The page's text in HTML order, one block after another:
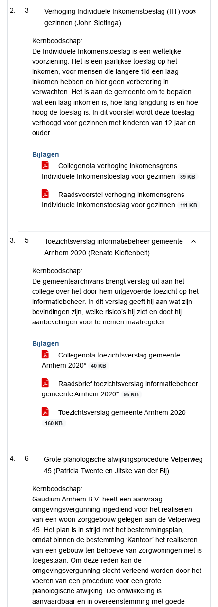
3
Verhoging Individuele Inkomenstoeslag (IIT) voor
gezinnen (John Sietinga)
Kernboodschap:
De Individuele Inkomenstoeslag is een wettelijke
voorziening. Het is een jaarlijkse toeslag op het
inkomen, voor mensen die langere tijd een laag
inkomen hebben en hier geen verbetering in
verwachten. Het is aan de gemeente om te bepalen
wat een laag inkomen is, hoe lang langdurig is en hoe
hoog de toeslag is. In dit voorstel wordt deze toeslag
verhoogd voor gezinnen met kinderen van 12 jaar en
ouder.
Bijlagen
Collegenota verhoging inkomensgrens
Individuele Inkomenstoeslag voor gezinnen
89 KB
Raadsvoorstel verhoging inkomensgrens
Individuele Inkomenstoeslag voor gezinnen
111 KB
5
Toezichtsverslag informatiebeheer gemeente
Arnhem 2020 (Renate Kieftenbelt)
Kernboodschap:
De gemeentearchivaris brengt verslag uit aan het
college over het door hem uitgevoerde toezicht op het
informatiebeheer. In dit verslag geeft hij aan wat zijn
bevindingen zijn, welke risico’s hij ziet en doet hij
aanbevelingen voor te nemen maatregelen.
Bijlagen
Collegenota toezichtsverslag gemeente
Arnhem 2020*
40 KB
Raadsbrief toezichtsverslag informatiebeheer
gemeente Arnhem 2020*
95 KB
Toezichtsverslag gemeente Arnhem 2020
160 KB
6
Grote planologische afwijkingsprocedure Velperweg
45 (Patricia Twente en Jitske van der Bij)
Kernboodschap:
Gaudium Arnhem B.V. heeft een aanvraag
omgevingsvergunning ingediend voor het realiseren
van een woon-zorggebouw gelegen aan de Velperweg
45. Het plan is in strijd met het bestemmingsplan,
omdat binnen de bestemming ‘Kantoor’ het realiseren
van een gebouw ten behoeve van zorgwoningen niet is
toegestaan. Om deze reden kan de
omgevingsvergunning slecht verleend worden door het
voeren van een procedure voor een grote
planologische afwijking. De ontwikkeling is
aanvaardbaar en in overeenstemming met goede